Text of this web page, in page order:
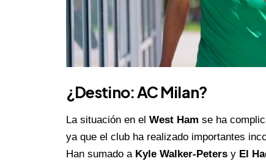
¿Destino:AC Milan?
La situación en el West Ham se ha
ya que el club ha realizado importantes
Han sumado a Kyle Walker-Petersy El